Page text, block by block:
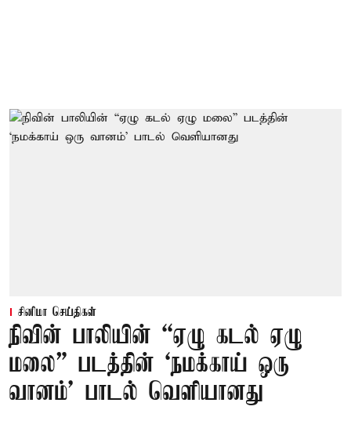
சினிமா செய்திகள்
நிவின் பாலியின் “ஏழு கடல் ஏழு
மலை” படத்தின் ‘நமக்காய் ஒரு
வானம்’ பாடல் வெளியானது